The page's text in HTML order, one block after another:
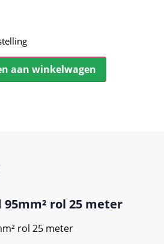
aan winkelwagen
rol 25 meter
rol 25 meter